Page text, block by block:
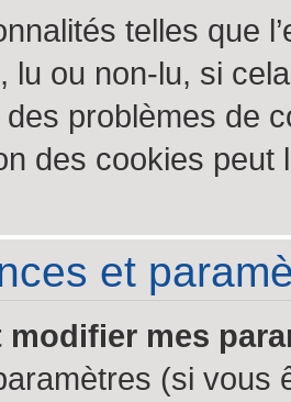
telles que
lu ou non-lu, si
problèmes de
des cookies peut
et
modifier mes
(si vous